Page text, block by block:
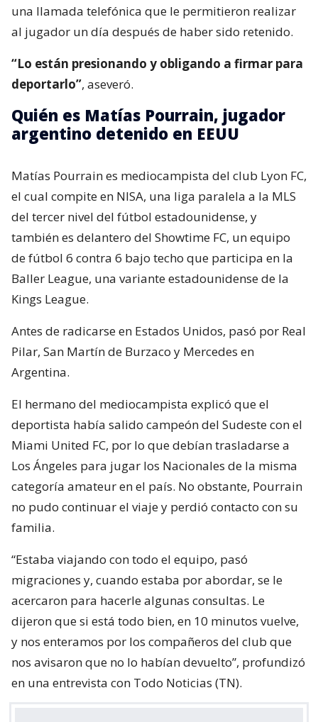
una llamada telefónica que le permitieron realizar
al jugador un día después de haber sido retenido.
“Lo están presionando y obligando a firmar para
deportarlo”, aseveró.
Quién es Matías Pourrain, jugador
argentino detenido en EEUU
Matías Pourrain es mediocampista del club Lyon FC,
el cual compite en NISA, una liga paralela a la MLS
del tercer nivel del fútbol estadounidense, y
también es delantero del Showtime FC, un equipo
de fútbol 6 contra 6 bajo techo que participa en la
Baller League, una variante estadounidense de la
Kings League.
Antes de radicarse en Estados Unidos, pasó por Real
Pilar, San Martín de Burzaco y Mercedes en
Argentina.
El hermano del mediocampista explicó que el
deportista había salido campeón del Sudeste con el
Miami United FC, por lo que debían trasladarse a
Los Ángeles para jugar los Nacionales de la misma
categoría amateur en el país. No obstante, Pourrain
no pudo continuar el viaje y perdió contacto con su
familia.
“Estaba viajando con todo el equipo, pasó
migraciones y, cuando estaba por abordar, se le
acercaron para hacerle algunas consultas. Le
dijeron que si está todo bien, en 10 minutos vuelve,
y nos enteramos por los compañeros del club que
nos avisaron que no lo habían devuelto”, profundizó
en una entrevista con Todo Noticias (TN).